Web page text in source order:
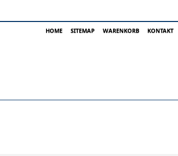
HOME SITEMAP WARENKORB KONTAKT